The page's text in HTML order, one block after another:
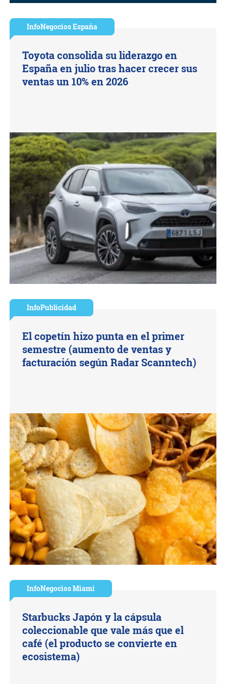
InfoNegocios España
Toyota consolida su liderazgo en
España en julio tras hacer crecer sus
ventas un 10% en 2026
InfoPublicidad
El copetín hizo punta en el primer
semestre (aumento de ventas y
facturación según Radar Scanntech)
InfoNegocios Miami
Starbucks Japón y la cápsula
coleccionable que vale más que el
café (el producto se convierte en
ecosistema)